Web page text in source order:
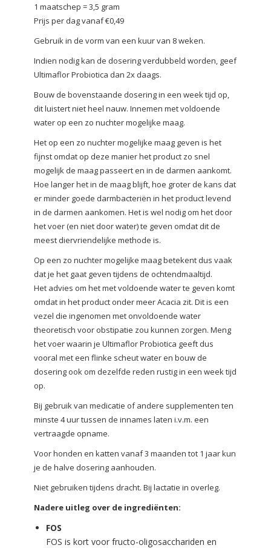
1 maatschep = 3,5 gram
Prijs per dag vanaf €0,49
Gebruik in de vorm van een kuur van 8 weken.
Indien nodig kan de dosering verdubbeld worden, geef
Ultimaflor Probiotica dan 2x daags.
Bouw de bovenstaande dosering in een week tijd op,
dit luistert niet heel nauw. Innemen met voldoende
water op een zo nuchter mogelijke maag.
Het op een zo nuchter mogelijke maag geven is het
fijnst omdat op deze manier het product zo snel
mogelijk de maag passeert en in de darmen aankomt.
Hoe langer het in de maag blijft, hoe groter de kans dat
er minder goede darmbacteriën in het product levend
in de darmen aankomen. Het is wel nodig om het door
het voer (en niet door water) te geven omdat dit de
meest diervriendelijke methode is.
Op een zo nuchter mogelijke maag betekent dus vaak
dat je het gaat geven tijdens de ochtendmaaltijd.
Het advies om het met voldoende water te geven komt
omdat in het product onder meer Acacia zit. Dit is een
vezel die ingenomen met onvoldoende water
theoretisch voor obstipatie zou kunnen zorgen. Meng
het voer waarin je Ultimaflor Probiotica geeft dus
vooral met een flinke scheut water en bouw de
dosering ook om dezelfde reden rustig in een week tijd
op.
Bij gebruik van medicatie of andere supplementen ten
minste 4 uur tussen de innames laten i.v.m. een
vertraagde opname.
Voor honden en katten vanaf 3 maanden tot 1 jaar kun
je de halve dosering aanhouden.
Niet gebruiken tijdens dracht. Bij lactatie in overleg.
Nadere uitleg over de ingrediënten:
FOS
FOS is kort voor fructo-oligosacchariden en